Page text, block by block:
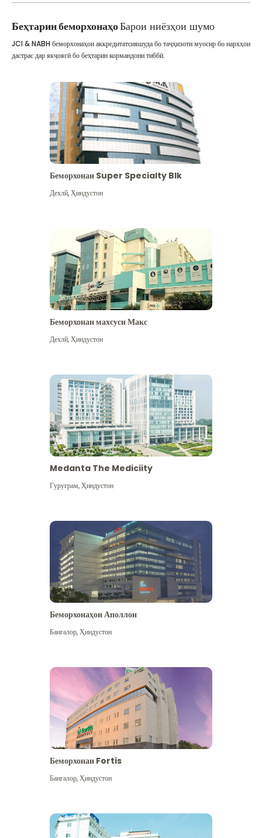
Беҳтарин беморхонаҳоБарои ниёзҳои шумо
Бештар дидан
JCI & NABH беморхонаҳои аккредитатсияшуда бо таҷҳизоти муосир бо нархҳои
дастрас дар якҷоягӣ бо беҳтарин кормандони тиббӣ.
Беморхонаи Super Specialty Blk
Дехлй,Ҳиндустон
Беморхонаи махсуси Макс
Дехлй,Ҳиндустон
Medanta The Mediciity
Гуруграм,Ҳиндустон
Беморхонаҳои Аполлон
Бангалор,Ҳиндустон
Беморхонаи Fortis
Бангалор,Ҳиндустон